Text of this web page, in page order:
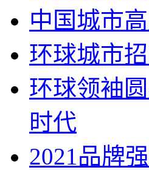
中国城市
环球城市
环球领袖
时代
2021品牌